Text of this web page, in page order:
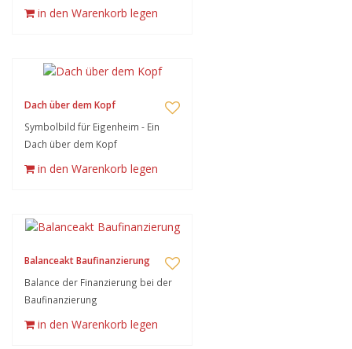
in den Warenkorb legen
Dach über dem Kopf
Symbolbild für Eigenheim - Ein
Dach über dem Kopf
in den Warenkorb legen
Balanceakt Baufinanzierung
Balance der Finanzierung bei der
Baufinanzierung
in den Warenkorb legen